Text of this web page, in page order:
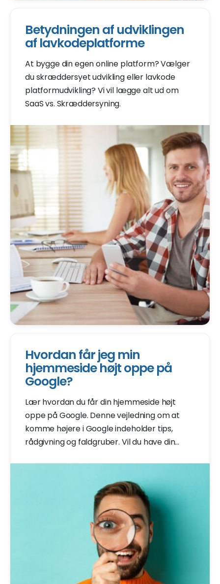
Betydningen af udviklingen
af lavkodeplatforme
At bygge din egen online platform? Vælger
du skræddersyet udvikling eller lavkode
platformudvikling? Vi vil lægge alt ud om
SaaS vs. Skræddersyning.
Hvordan får jeg min
hjemmeside højt oppe på
Google?
Lær hvordan du får din hjemmeside højt
oppe på Google. Denne vejledning om at
komme højere i Google indeholder tips,
rådgivning og faldgruber. Vil du have din